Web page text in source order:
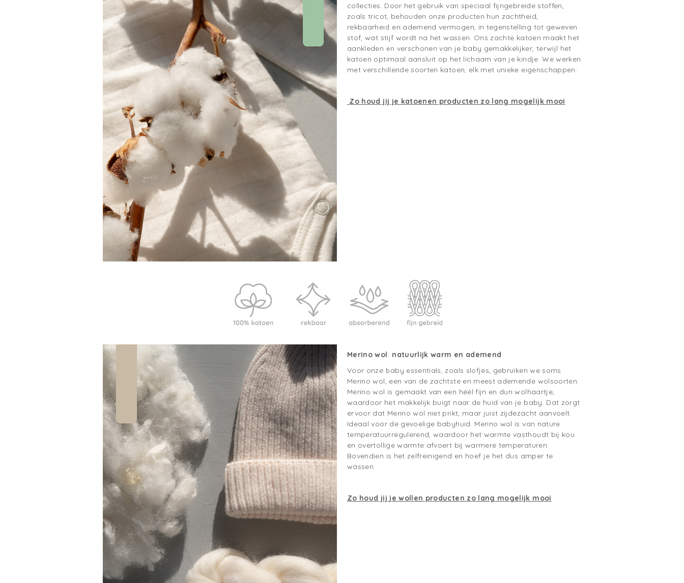
collecties. Door het gebruik van speciaal fijngebreide stoffen,
zoals tricot, behouden onze producten hun zachtheid,
rekbaarheid en ademend vermogen, in tegenstelling tot geweven
stof, wat stijf wordt na het wassen. Ons zachte katoen maakt het
aankleden en verschonen van je baby gemakkelijker, terwijl het
katoen optimaal aansluit op het lichaam van je kindje. We werken
met verschillende soorten katoen, elk met unieke eigenschappen:
Zo houd jij je katoenen producten zo lang mogelijk mooi
Merino wol: natuurlijk warm en ademend
Voor onze baby essentials, zoals slofjes, gebruiken we soms
Merino wol, een van de zachtste en meest ademende wolsoorten.
Merino wol is gemaakt van een héél fijn en dun wolhaartje,
waardoor het makkelijk buigt naar de huid van je baby. Dat zorgt
ervoor dat Merino wol niet prikt, maar juist zijdezacht aanvoelt.
Ideaal voor de gevoelige babyhuid. Merino wol is van nature
temperatuurregulerend, waardoor het warmte vasthoudt bij kou
en overtollige warmte afvoert bij warmere temperaturen.
Bovendien is het zelfreinigend en hoef je het dus amper te
wassen.
Zo houd jij je wollen producten zo lang mogelijk mooi